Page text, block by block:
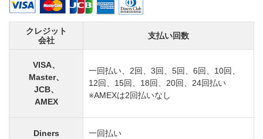
クレジット
会社
支払い回数
VISA、
Master、
JCB、
AMEX
一回払い、2回、3回、5回、6回、10回、
12回、15回、18回、20回、24回払い
※AMEXは2回払いなし
Diners 一回払い